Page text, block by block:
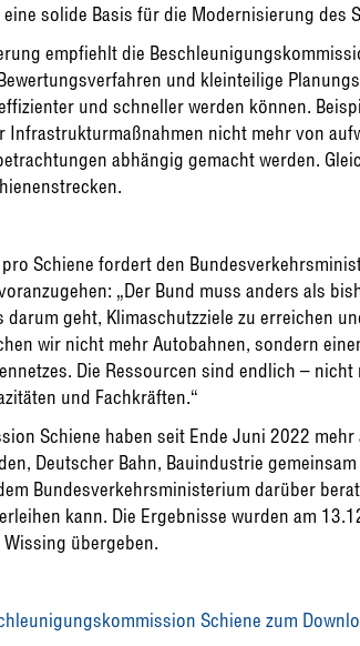
solide Basis für die Modernisierung des
empfiehlt die
und kleinteilige
und schneller werden können.
Infrastrukturmaßnahmen nicht mehr von
abhängig gemacht werden.
Schiene fordert den
„Der Bund muss anders als
darum geht, Klimaschutzziele zu erreichen
wir nicht mehr Autobahnen, sondern
Die Ressourcen sind endlich –
und Fachkräften.“
Schiene haben seit Ende Juni 2022
Deutscher Bahn, Bauindustrie
Bundesverkehrsministerium darüber
kann. Die Ergebnisse wurden am
übergeben.
Schiene zum